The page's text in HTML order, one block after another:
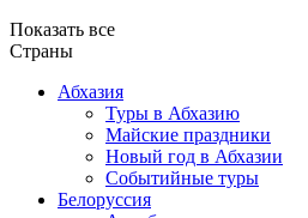
Показать все
Страны
Абхазия
Туры в Абхазию
Майские праздники
Новый год в Абхазии
Событийные туры
Белоруссия